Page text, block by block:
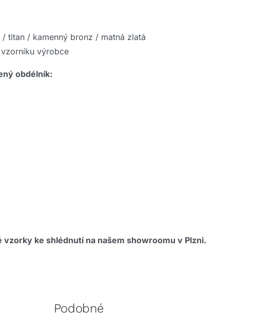
titan / kamenný bronz / matná zlatá
výrobce
obdélník:
ke shlédnutí na našem showroomu v Plzni.
Podobné